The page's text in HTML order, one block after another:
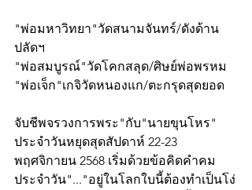
"พ่อมหาวิทยา"วัดสนามจันทร์/ดังด้าน
ปลัดฯ
"พ่อสมบูรณ์"วัดโคกสลุด/ศิษย์พ่อพรหม
"พ่อเจ็ก"เกจิวัดหนองแก/ตะกรุดสุดยอด
จับชีพจรวงการพระ"กับ"นายขุนโหร"
ประจำวันหยุดสุดสัปดาห์ 22-23
พฤศจิกายน 2568 เริ่มด้วยข้อคิดคำคม
ประจำวัน"..."อยู่ในโลกใบนี้ต้องทำเป็นโง่